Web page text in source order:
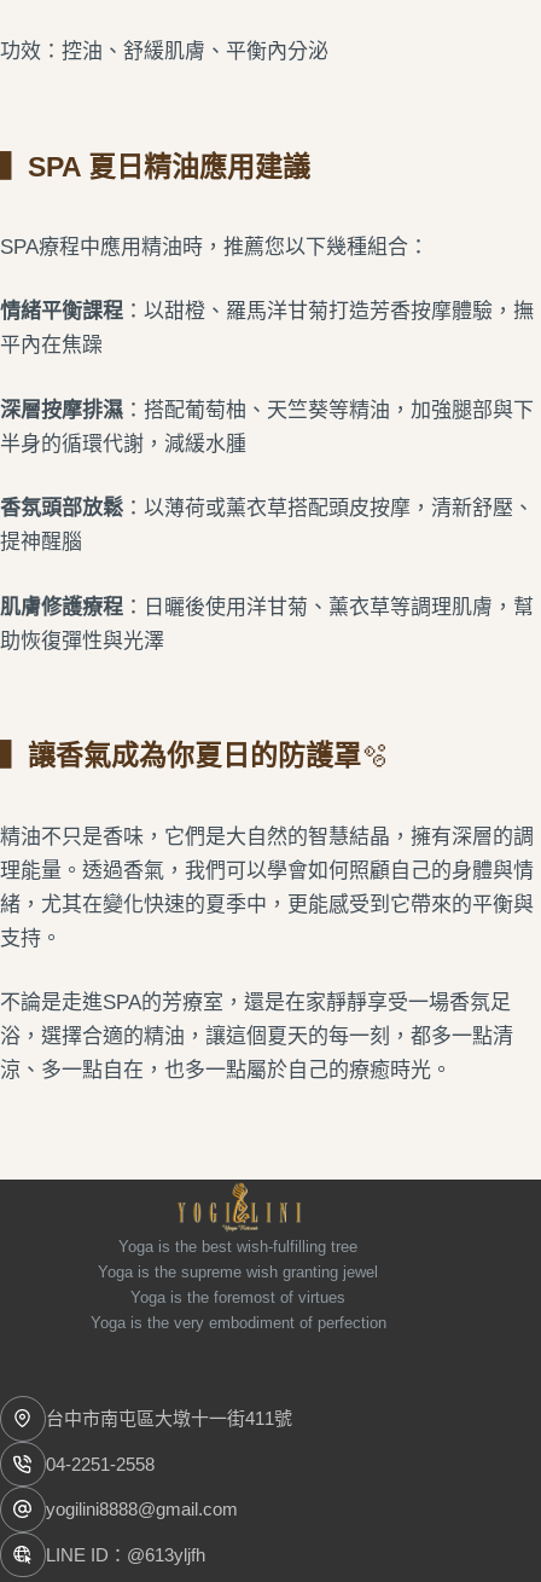
功效：控油、舒緩肌膚、平衡內分泌
▍SPA 夏日精油應用建議
SPA療程中應用精油時，推薦您以下幾種組合：
情緒平衡課程 ：以甜橙、羅馬洋甘菊打造芳香按摩體驗，撫
平內在焦躁
深層按摩排濕 ：搭配葡萄柚、天竺葵等精油，加強腿部與下
半身的循環代謝，減緩水腫
香氛頭部放鬆 ：以薄荷或薰衣草搭配頭皮按摩，清新舒壓、
提神醒腦
肌膚修護療程 ：日曬後使用洋甘菊、薰衣草等調理肌膚，幫
助恢復彈性與光澤
▍讓香氣成為你夏日的防護罩🫧
精油不只是香味，它們是大自然的智慧結晶，擁有深層的調
理能量。透過香氣，我們可以學會如何照顧自己的身體與情
緒，尤其在變化快速的夏季中，更能感受到它帶來的平衡與
支持。
不論是走進SPA的芳療室，還是在家靜靜享受一場香氛足
浴，選擇合適的精油，讓這個夏天的每一刻，都多一點清
涼、多一點自在，也多一點屬於自己的療癒時光。
Yoga is the best wish-fulfilling tree
Yoga is the supreme wish granting jewel
Yoga is the foremost of virtues
Yoga is the very embodiment of perfection
台中市南屯區大墩十一街411號
04-2251-2558
yogilini8888@gmail.com
LINE ID：@613yljfh